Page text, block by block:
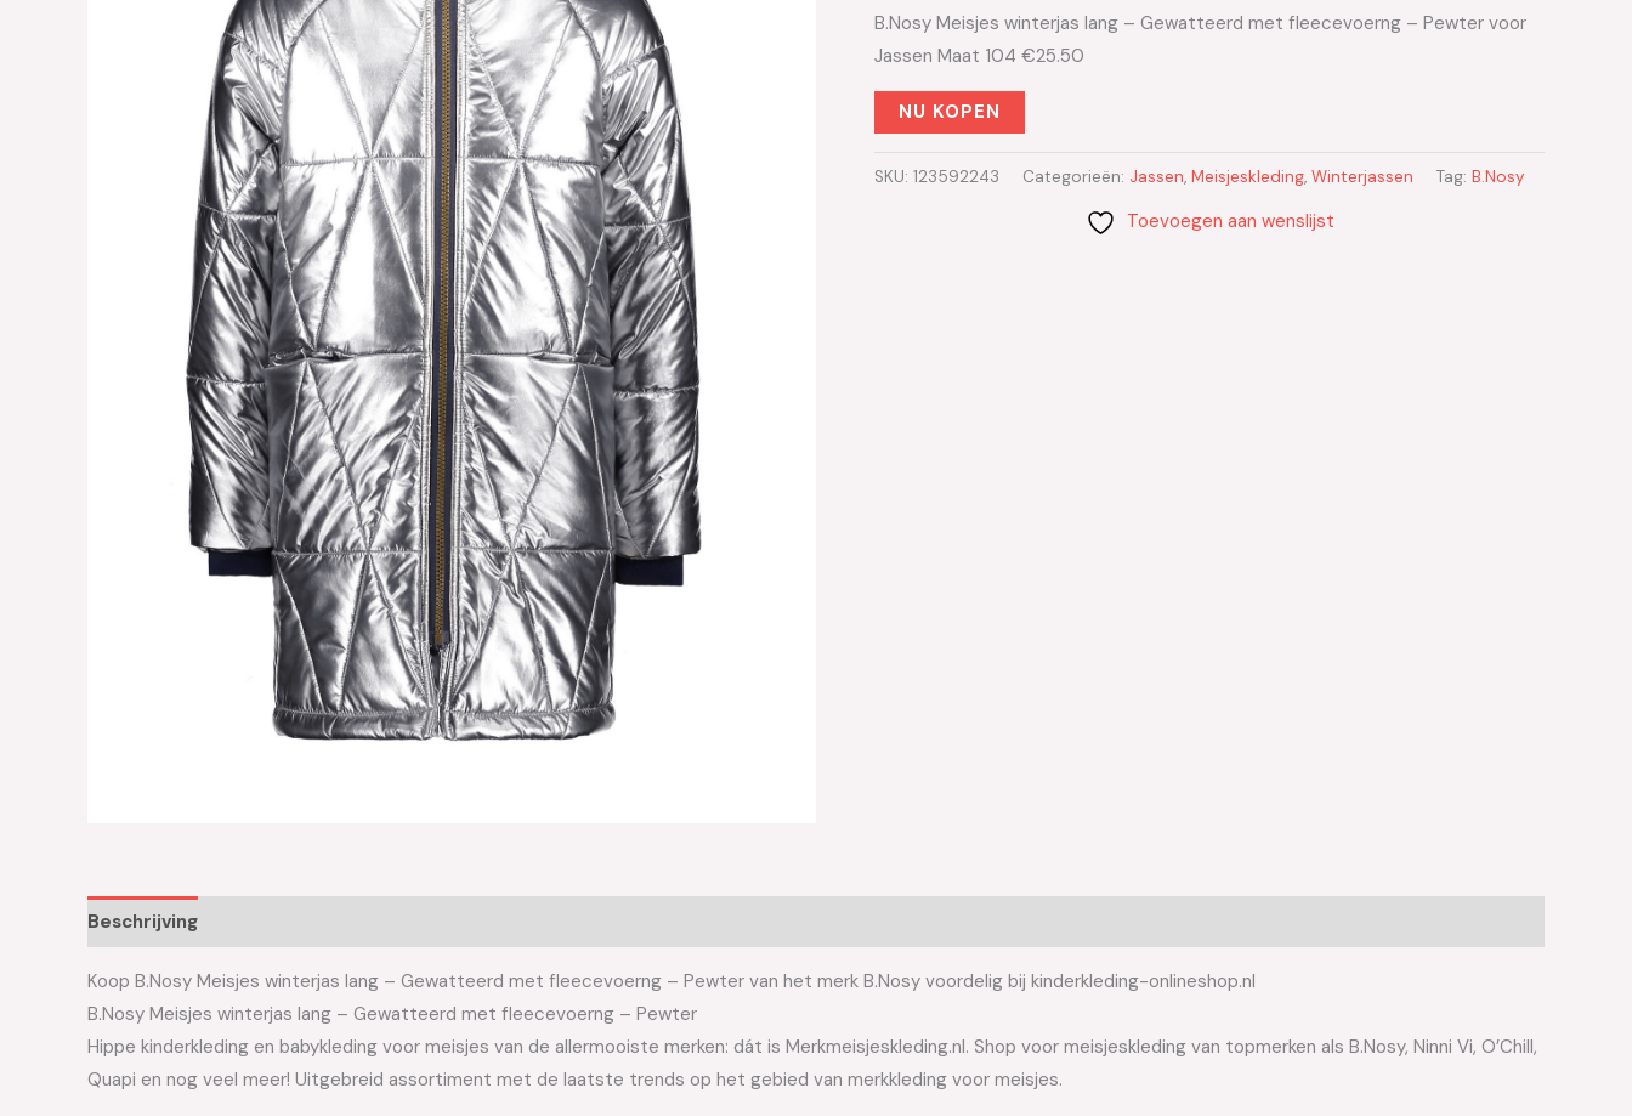
B.Nosy Meisjes winterjas lang – Gewatteerd met fleecevoerng – Pewter voor
Jassen Maat 104 €25.50
NU KOPEN
SKU: 123592243 Categorieën: Jassen, Meisjeskleding, Winterjassen Tag: B.Nosy
Toevoegen aan wenslijst
Beschrijving
Koop B.Nosy Meisjes winterjas lang – Gewatteerd met fleecevoerng – Pewter van het merk B.Nosy voordelig bij kinderkleding-onlineshop.nl
B.Nosy Meisjes winterjas lang – Gewatteerd met fleecevoerng – Pewter
Hippe kinderkleding en babykleding voor meisjes van de allermooiste merken: dát is Merkmeisjeskleding.nl. Shop voor meisjeskleding van topmerken als B.Nosy, Ninni Vi, O’Chill,
Quapi en nog veel meer! Uitgebreid assortiment met de laatste trends op het gebied van merkkleding voor meisjes.